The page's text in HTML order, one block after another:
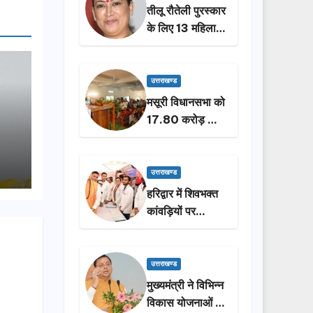
तीलू रौतेली पुरस्कार
के लिए 13 महिलाओं
का चयन, 35
कार्यकर्तियां भी होंगी
सम्मानित…
उत्तराखण्ड
मसूरी विधानसभा को
17.80 करोड़ की
विकास योजनाओं की
ने किया लोकार्पण-
शिलान्यास.
उत्तराखण्ड
हरिद्वार में शिवभक्त
कांवड़ियों पर
पुष्पवर्षा, मुख्यमंत्री
प्रक्षालन…
उत्तराखण्ड
मुख्यमंत्री ने विभिन्न
विकास योजनाओं के